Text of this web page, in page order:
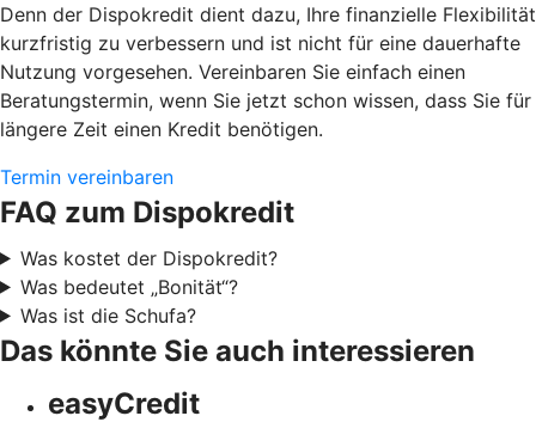
Denn der Dispokredit dient dazu, Ihre finanzielle Flexibilität
kurzfristig zu verbessern und ist nicht für eine dauerhafte
Nutzung vorgesehen. Vereinbaren Sie einfach einen
Beratungstermin, wenn Sie jetzt schon wissen, dass Sie für
längere Zeit einen Kredit benötigen.
Termin vereinbaren
FAQ zum Dispokredit
Was kostet der Dispokredit?
Was bedeutet „Bonität“?
Was ist die Schufa?
Das könnte Sie auch interessieren
easyCredit